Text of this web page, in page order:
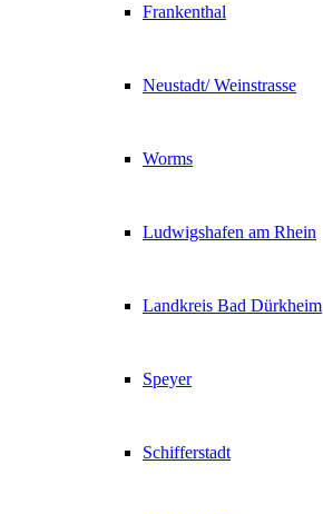
Frankenthal
Neustadt/ Weinstrasse
Worms
Ludwigshafen am Rhein
Landkreis Bad Dürkheim
Speyer
Schifferstadt